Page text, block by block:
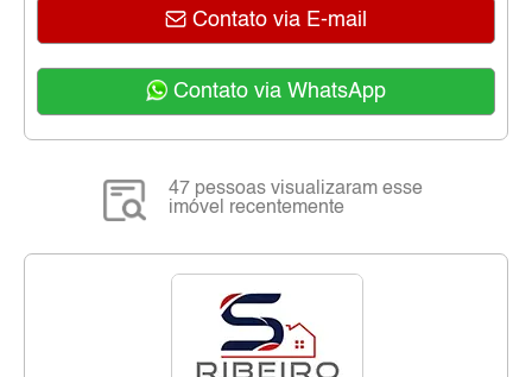
Contato via E-mail
Contato via WhatsApp
47 pessoas visualizaram esse
imóvel recentemente